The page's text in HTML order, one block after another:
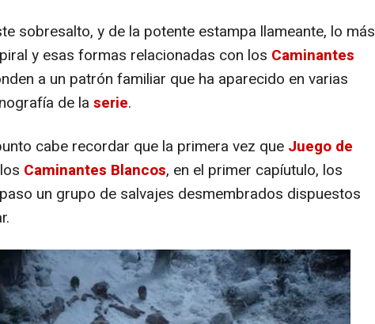
sobresalto, y de la potente estampa llameante, lo más
y esas formas relacionadas con los Caminantes
a un patrón familiar que ha aparecido en varias
de la serie.
cabe recordar que la primera vez que Juego de
Caminantes Blancos, en el primer capíutulo, los
un grupo de salvajes desmembrados dispuestos